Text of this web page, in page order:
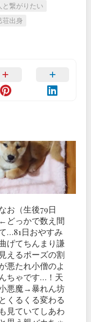
と繋がりたい
荘出身
お（生後79日
どっかで数え間
…81日おやすみ
げてちんまり謙
えるポーズの割
悪たれ小僧のよ
ちゃです…！天
悪魔→暴れん坊
くるくる変わる
見ていてしあわ